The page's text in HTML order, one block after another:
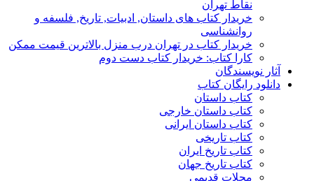
نقاط تهران
خریدار کتاب های داستان, ادبیات, تاریخ, فلسفه و
روانشناسی
خریدار کتاب در تهران درب منزل بالاترین قیمت ممکن
کارا کتاب: خریدار کتاب دست دوم
آثار نویسندگان
دانلود رایگان کتاب
کتاب داستان
کتاب داستان خارجی
کتاب داستان ایرانی
کتاب تاریخی
کتاب تاریخ ایران
کتاب تاریخ جهان
مجلات قدیمی